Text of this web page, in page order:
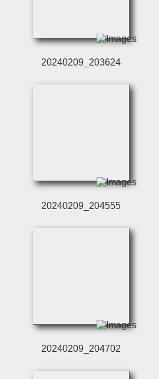
20240209_203624
20240209_204555
20240209_204702